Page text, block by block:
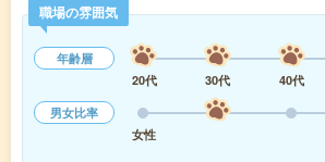
職場の雰囲気
年齢層
20代
30代 40代
男女比率
女性